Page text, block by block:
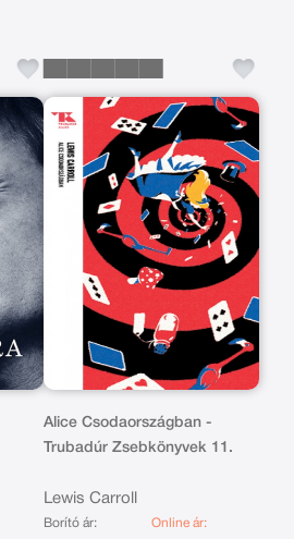
Alice Csodaországban -
Trubadúr Zsebkönyvek 11.
Lewis Carroll
Borító ár: Online ár: